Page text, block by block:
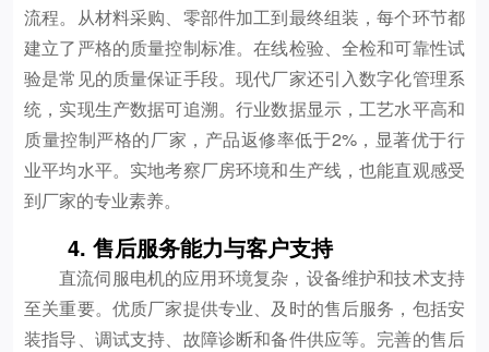
流程。从材料采购、零部件加工到最终组装，每个环节都
建立了严格的质量控制标准。在线检验、全检和可靠性试
验是常见的质量保证手段。现代厂家还引入数字化管理系
统，实现生产数据可追溯。行业数据显示，工艺水平高和
质量控制严格的厂家，产品返修率低于2%，显著优于行
业平均水平。实地考察厂房环境和生产线，也能直观感受
到厂家的专业素养。
4. 售后服务能力与客户支持
直流伺服电机的应用环境复杂，设备维护和技术支持
至关重要。优质厂家提供专业、及时的售后服务，包括安
装指导、调试支持、故障诊断和备件供应等。完善的售后